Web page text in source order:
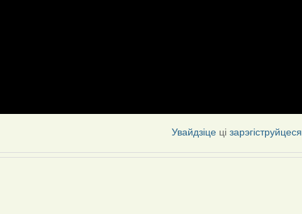
Увайдзіце цізарэгіструйцеся